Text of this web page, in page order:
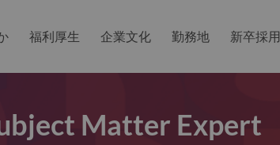
福利厚生 企業文化 勤務地 新卒採用
Matter Expert